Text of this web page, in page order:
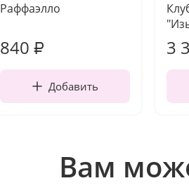
Раффаэлло
840 ₽
Добавить
3
Вам